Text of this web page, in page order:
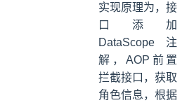
实现原理为，接
口添加
DataScope注
解，AOP前置
拦截接口，获取
角色信息，根据